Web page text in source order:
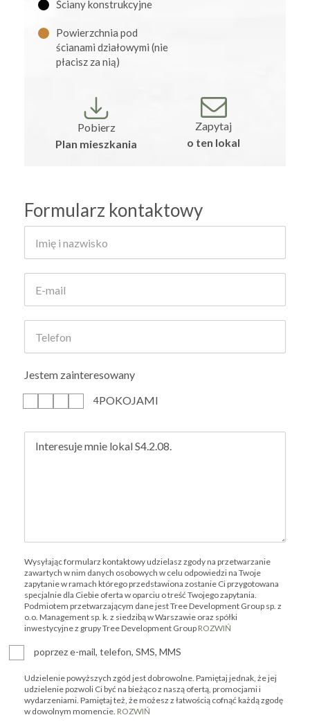
Ściany konstrukcyjne
Powierzchnia pod
ścianami działowymi (nie
płacisz za nią)
Pobierz
Plan mieszkania
Zapytaj
o ten lokal
Formularz kontaktowy
Jestem zainteresowany
4POKOJAMI
Wysyłając formularz kontaktowy udzielasz zgody na przetwarzanie
zawartych w nim danych osobowych w celu odpowiedzi na Twoje
zapytanie w ramach którego przedstawiona zostanie Ci przygotowana
specjalnie dla Ciebie oferta w oparciu o treść Twojego zapytania.
Podmiotem przetwarzającym dane jest Tree Development Group sp. z
o.o. Management sp. k. z siedzibą w Warszawie oraz spółki
inwestycyjne z grupy Tree Development Group ROZWIŃ
poprzez e-mail, telefon, SMS, MMS
Udzielenie powyższych zgód jest dobrowolne. Pamiętaj jednak, że jej
udzielenie pozwoli Ci być na bieżąco z naszą ofertą, promocjami i
wydarzeniami. Pamiętaj też, że możesz z łatwością cofnąć każdą zgodę
w dowolnym momencie. ROZWIŃ